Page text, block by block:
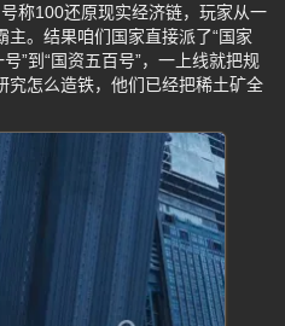
称100还原现实经济链，玩家从一
。结果咱们国家直接派了“国家
”到“国资五百号”，一上线就把规
究怎么造铁，他们已经把稀土矿全